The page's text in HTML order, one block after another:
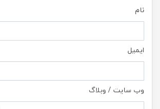
نام
ایمیل
وب سایت / وبلاگ